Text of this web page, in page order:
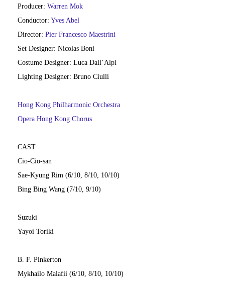
Producer: Warren Mok
Conductor: Yves Abel
Director: Pier Francesco Maestrini
Set Designer: Nicolas Boni
Costume Designer: Luca Dall’Alpi
Lighting Designer: Bruno Ciulli
Hong Kong Philharmonic Orchestra
Opera Hong Kong Chorus
CAST
Cio-Cio-san
Sae-Kyung Rim (6/10, 8/10, 10/10)
Bing Bing Wang (7/10, 9/10)
Suzuki
Yayoi Toriki
B. F. Pinkerton
Mykhailo Malafii (6/10, 8/10, 10/10)